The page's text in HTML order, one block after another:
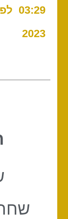
03:29
2023